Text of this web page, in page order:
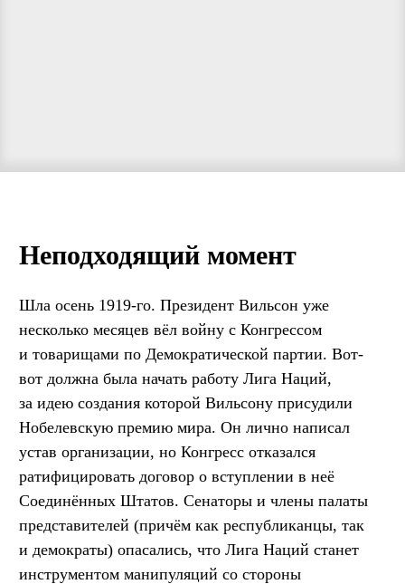
Неподходящий момент
Шла осень 1919-го. Президент Вильсон уже
несколько месяцев вёл войну с Конгрессом
и товарищами по Демократической партии. Вот-
вот должна была начать работу Лига Наций,
за идею создания которой Вильсону присудили
Нобелевскую премию мира. Он лично написал
устав организации, но Конгресс отказался
ратифицировать договор о вступлении в неё
Соединённых Штатов. Сенаторы и члены палаты
представителей (причём как республиканцы, так
и демократы) опасались, что Лига Наций станет
инструментом манипуляций со стороны